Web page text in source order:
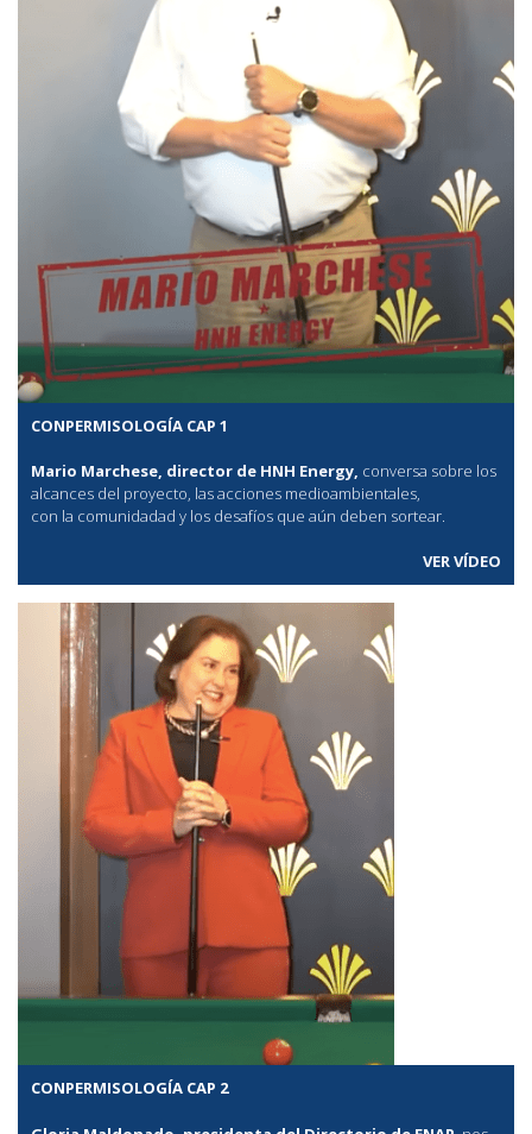
CONPERMISOLOGÍA CAP 1
Mario Marchese, director de HNH Energy, conversa sobre los
alcances del proyecto, las acciones medioambientales,
con la comunidadad y los desafíos que aún deben sortear.
VER VÍDEO
CONPERMISOLOGÍA CAP 2